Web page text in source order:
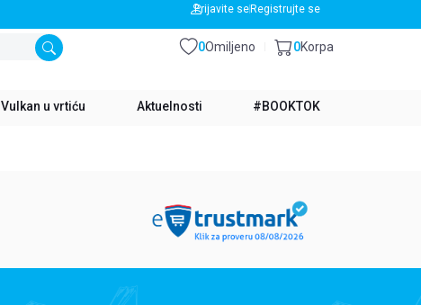
BESPLATNA DOSTAVA ZA IZNOS PREKO 3500 RSD
Prijavite se Registrujte se
Omiljeno
0 Korpa
0
Vulkan u vrtiću Aktuelnosti #BOOKTOK